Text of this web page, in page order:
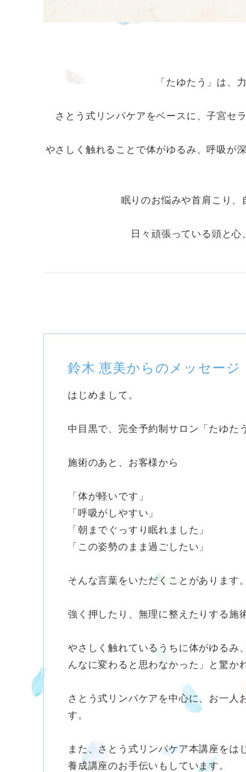
「たゆたう」は、
さとう式リンパケアをベースに、子宮セ
やさしく触れることで体がゆるみ、呼吸が
眠りのお悩みや首肩こり、
日々頑張っている頭と
鈴木 恵美からのメッセージ
はじめまして。
中目黒で、完全予約制サロン「たゆた
施術のあと、お客様から
「体が軽いです」
「呼吸がしやすい」
「朝までぐっすり眠れました」
「この姿勢のまま過ごしたい」
そんな言葉をいただくことがあります。
強く押したり、無理に整えたりする施
やさしく触れているうちに体がゆるみ
んなに変わると思わなかった」と驚か
さとう式リンパケアを中心に、お一人
す。
また、さとう式リンパケア本講座をは
養成講座のお手伝いもしています。